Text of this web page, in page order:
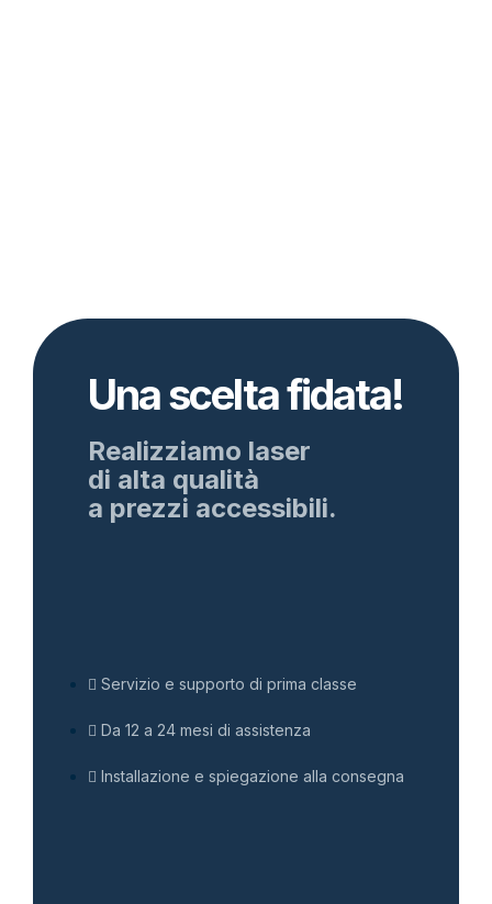
Una scelta fidata!
Realizziamo laser
di alta qualità
a prezzi accessibili.
Servizio e supporto di prima classe
Da 12 a 24 mesi di assistenza
Installazione e spiegazione alla consegna